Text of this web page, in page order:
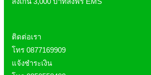
ติดต่อเรา
โทร 0877169909
แจ้งชำระเงิน